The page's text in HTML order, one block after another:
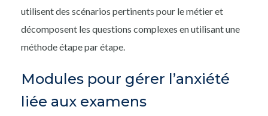
utilisent des scénarios pertinents pour le métier et
décomposent les questions complexes en utilisant une
méthode étape par étape.
Modules pour gérer l’anxiété
liée aux examens